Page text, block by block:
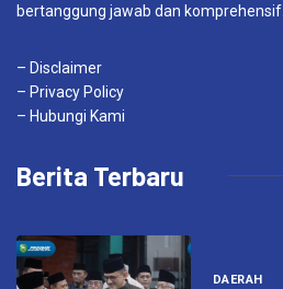
bertanggung jawab dan komprehensif.
– Disclaimer
– Privacy Policy
– Hubungi Kami
Berita Terbaru
DAERAH